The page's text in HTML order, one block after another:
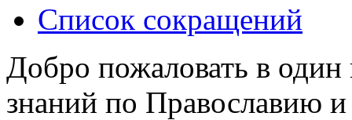
Список сокращений
Добро пожаловать в
знаний по Православию